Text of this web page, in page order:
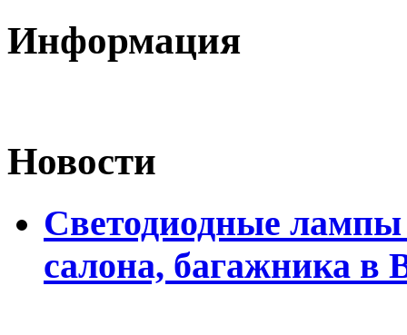
Информация
Новости
Светодиодные лампы
салона, багажника в